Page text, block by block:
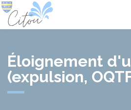
Éloignement
(expulsion,